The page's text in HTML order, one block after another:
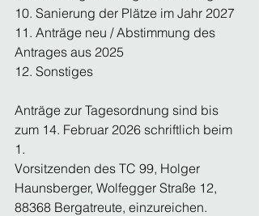
10. Sanierung der Plätze im Jahr 2027
11. Anträge neu / Abstimmung des
Antrages aus 2025
12. Sonstiges
Anträge zur Tagesordnung sind bis
zum 14. Februar 2026 schriftlich beim
1.
Vorsitzenden des TC 99, Holger
Haunsberger, Wolfegger Straße 12,
88368 Bergatreute, einzureichen.